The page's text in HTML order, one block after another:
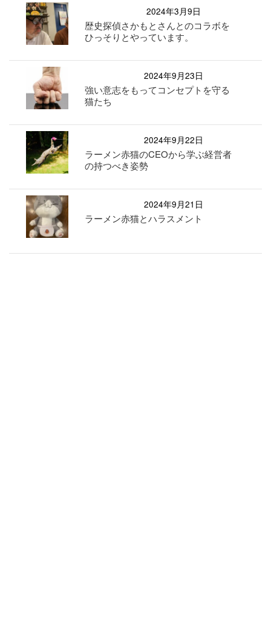
2024年3月9日
歴史探偵さかもとさんとのコラボを
ひっそりとやっています。
2024年9月23日
強い意志をもってコンセプトを守る
猫たち
2024年9月22日
ラーメン赤猫のCEOから学ぶ経営者
の持つべき姿勢
2024年9月21日
ラーメン赤猫とハラスメント